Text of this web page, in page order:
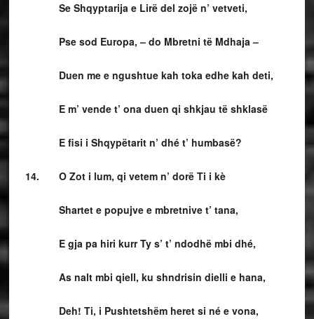
Se Shqyptarija e Lirë del zojë n’ vetveti,
Pse sod Europa, – do Mbretni të Mdhaja –
Duen me e ngushtue kah toka edhe kah deti,
E m’ vende t’ ona duen qi shkjau të shklasë
E fisi i Shqypëtarit n’ dhé t’ humbasë?
14. O Zot i lum, qi vetem n’ dorë Ti i kè
Shartet e popujve e mbretnive t’ tana,
E gja pa hiri kurr Ty s’ t’ ndodhë mbi dhé,
As nalt mbi qiell, ku shndrisin dielli e hana,
Deh! Ti, i Pushtetshëm heret si né e vona,